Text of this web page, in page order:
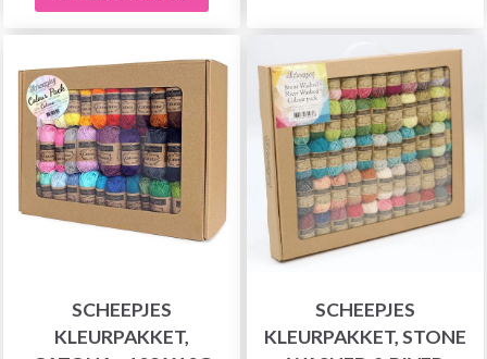
SCHEEPJES
KLEURPAKKET,
SCHEEPJES
KLEURPAKKET, STONE